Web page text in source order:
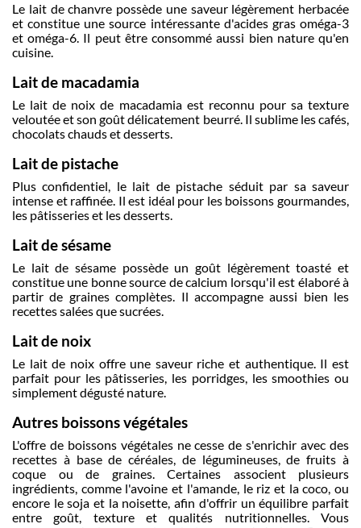
Le lait de chanvre possède une saveur légèrement herbacée
et constitue une source intéressante d'acides gras oméga-3
et oméga-6. Il peut être consommé aussi bien nature qu'en
cuisine.
Lait de macadamia
Le lait de noix de macadamia est reconnu pour sa texture
veloutée et son goût délicatement beurré. Il sublime les cafés,
chocolats chauds et desserts.
Lait de pistache
Plus confidentiel, le lait de pistache séduit par sa saveur
intense et raffinée. Il est idéal pour les boissons gourmandes,
les pâtisseries et les desserts.
Lait de sésame
Le lait de sésame possède un goût légèrement toasté et
constitue une bonne source de calcium lorsqu'il est élaboré à
partir de graines complètes. Il accompagne aussi bien les
recettes salées que sucrées.
Lait de noix
Le lait de noix offre une saveur riche et authentique. Il est
parfait pour les pâtisseries, les porridges, les smoothies ou
simplement dégusté nature.
Autres boissons végétales
L'offre de boissons végétales ne cesse de s'enrichir avec des
recettes à base de céréales, de légumineuses, de fruits à
coque ou de graines. Certaines associent plusieurs
ingrédients, comme l'avoine et l'amande, le riz et la coco, ou
encore le soja et la noisette, afin d'offrir un équilibre parfait
entre goût, texture et qualités nutritionnelles. Vous